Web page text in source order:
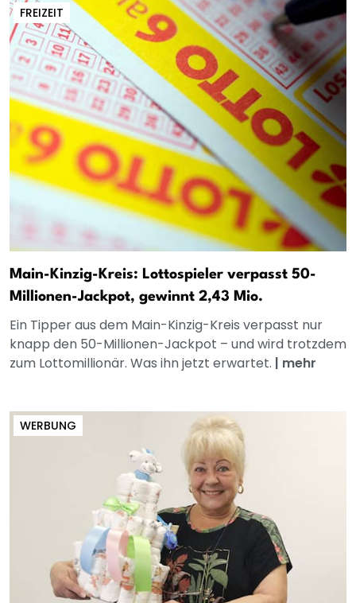
FREIZEIT
Main-Kinzig-Kreis: Lottospieler verpasst 50-
Millionen-Jackpot, gewinnt 2,43 Mio.
Ein Tipper aus dem Main-Kinzig-Kreis verpasst nur
knapp den 50-Millionen-Jackpot – und wird trotzdem
zum Lottomillionär. Was ihn jetzt erwartet. | mehr
WERBUNG